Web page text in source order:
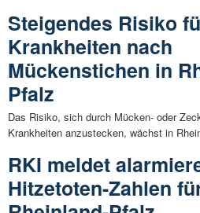
Steigendes Risiko
Krankheiten nach
Mückenstichen in
Pfalz
Das Risiko, sich durch Mücken- oder
Krankheiten anzustecken, wächst in
RKI meldet
Hitzetoten-Zahlen